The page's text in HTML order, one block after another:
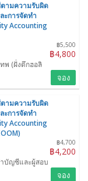
ามความรับผิด
ะการจัดทำ
Accounting
฿5,500
฿4,800
พ (ฝั่งตึกฮอลิ
จอง
ามความรับผิด
ะการจัดทำ
Accounting
฿4,700
฿4,200
บัญชีและผู้สอบ
จอง